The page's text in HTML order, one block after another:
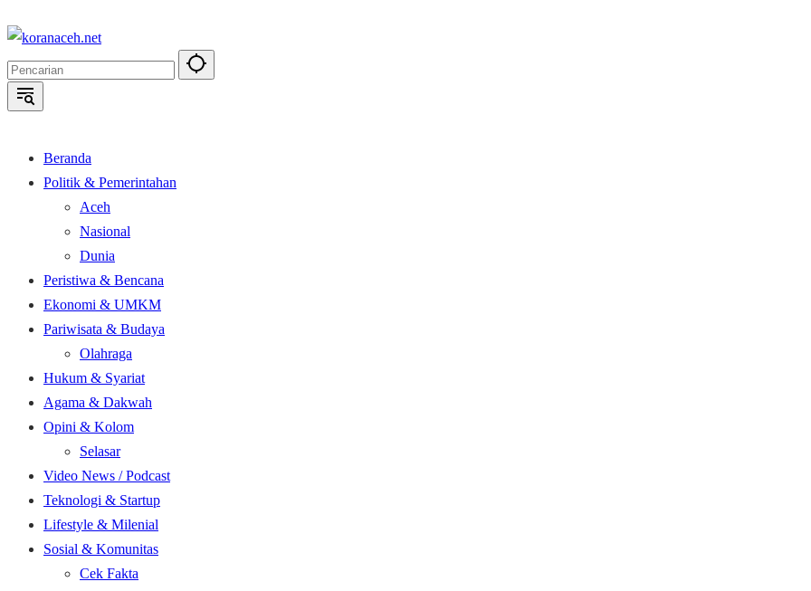
ke
konten
Beranda
Politik & Pemerintahan
Aceh
Nasional
Dunia
Peristiwa & Bencana
Ekonomi & UMKM
Pariwisata & Budaya
Olahraga
Hukum & Syariat
Agama & Dakwah
Opini & Kolom
Selasar
Video News / Podcast
Teknologi & Startup
Lifestyle & Milenial
Sosial & Komunitas
Cek Fakta